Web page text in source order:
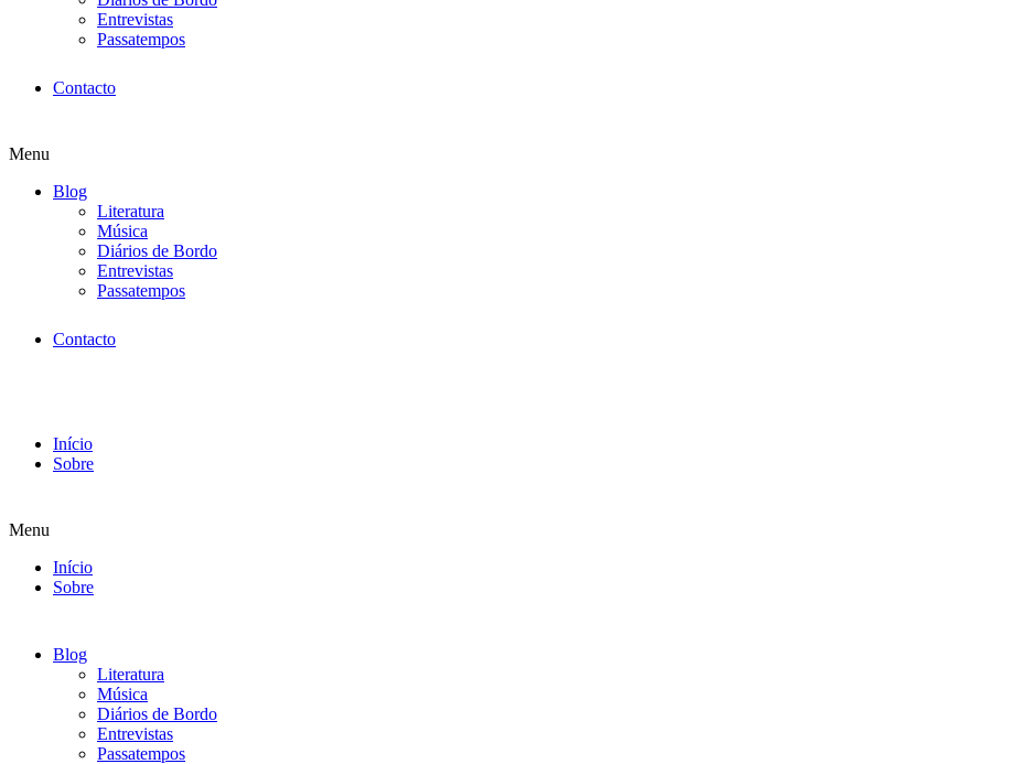
Entrevistas
Passatempos
Contacto
Menu
Blog
Literatura
Música
Diários de Bordo
Entrevistas
Passatempos
Contacto
Início
Sobre
Menu
Início
Sobre
Blog
Literatura
Música
Diários de Bordo
Entrevistas
Passatempos